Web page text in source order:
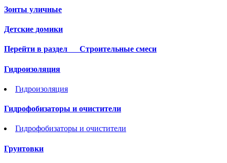
Зонты уличные
Детские домики
Перейти в раздел Строительные смеси
Гидроизоляция
Гидроизоляция
Гидрофобизаторы и очистители
Гидрофобизаторы и очистители
Грунтовки